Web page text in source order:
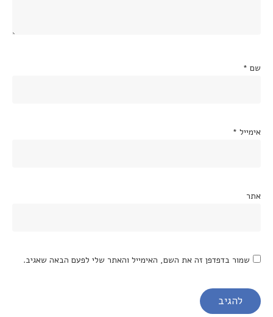
שם *
אימייל *
אתר
שמור בדפדפן זה את השם, האימייל והאתר שלי לפעם הבאה שאגיב.